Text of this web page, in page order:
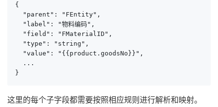
{
  "parent": "FEntity",
  "label": "物料编码",
  "field": "FMaterialID",
  "type": "string",
  "value": "{{product.goodsNo}}",
  ...
}
这里的每个子字段都需要按照相应规则进行解析和映射。